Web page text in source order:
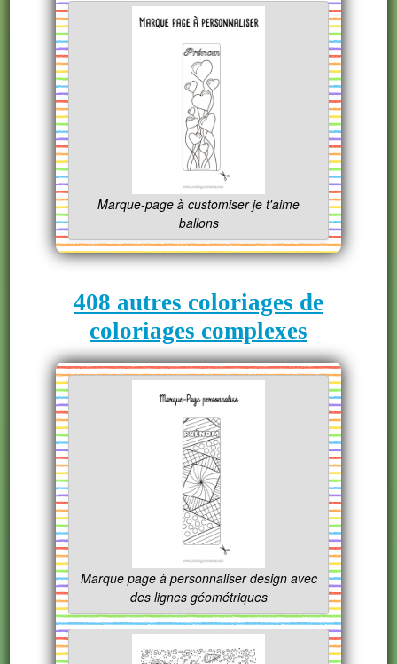
Marque-page à customiser je t'aime
ballons
408 autres coloriages de
coloriages complexes
Marque page à personnaliser design avec
des lignes géométriques